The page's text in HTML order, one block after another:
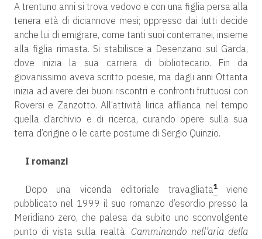
A trentuno anni si trova vedovo e con una figlia persa alla
tenera età di diciannove mesi; oppresso dai lutti decide
anche lui di emigrare, come tanti suoi conterranei, insieme
alla figlia rimasta. Si stabilisce a Desenzano sul Garda,
dove inizia la sua carriera di bibliotecario. Fin da
giovanissimo aveva scritto poesie, ma dagli anni Ottanta
inizia ad avere dei buoni riscontri e confronti fruttuosi con
Roversi e Zanzotto. All’attività lirica affianca nel tempo
quella d’archivio e di ricerca, curando opere sulla sua
terra d’origine o le carte postume di Sergio Quinzio.
I romanzi
Dopo una vicenda editoriale travagliata1viene
pubblicato nel 1999 il suo romanzo d’esordio presso la
Meridiano zero, che palesa da subito uno sconvolgente
punto di vista sulla realtà. Camminando nell’aria della